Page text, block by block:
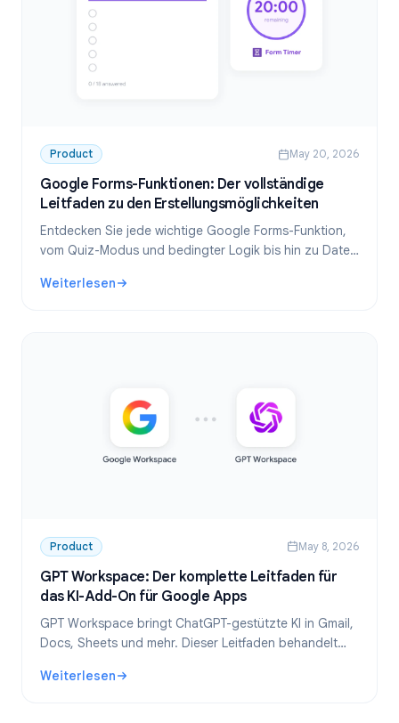
Product May 20, 2026
Google Forms-Funktionen: Der vollständige
Leitfaden zu den Erstellungsmöglichkeiten
Entdecken Sie jede wichtige Google Forms-Funktion,
vom Quiz-Modus und bedingter Logik bis hin zu Datei-
komplette Funktionsleitfaden.
Weiterlesen
: Google Forms-Funktionen: Der vollständige Leitfaden
Product May 8, 2026
GPT Workspace: Der komplette Leitfaden für
das KI-Add-On für Google Apps
GPT Workspace bringt ChatGPT-gestützte KI in Gmail,
Docs, Sheets und mehr. Dieser Leitfaden behandelt
Weiterlesen
: GPT Workspace: Der komplette Leitfaden für das KI-